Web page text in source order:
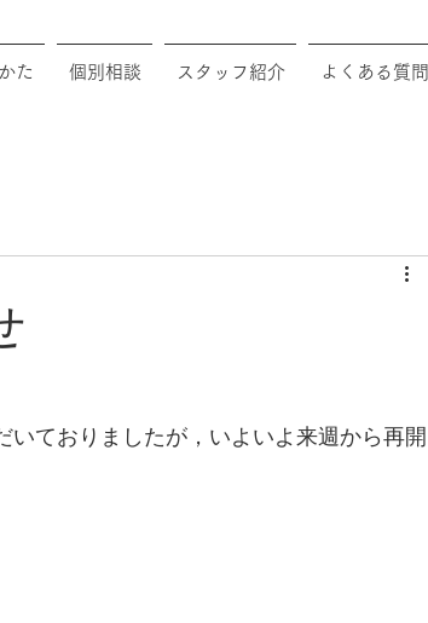
た 個別相談 スタッフ紹介 よくある質問
ておりましたが，いよいよ来週から再開